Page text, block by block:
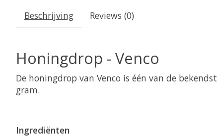
Beschrijving Reviews (0)
Honingdrop - Venco
De honingdrop van Venco is één van de
gram.
Ingrediënten